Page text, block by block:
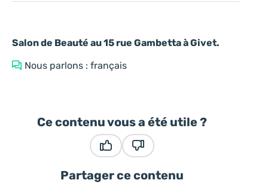
Salon de Beauté au 15 rue Gambetta à Givet.
Nous parlons : français
Ce contenu vous a été utile ?
Partager ce contenu